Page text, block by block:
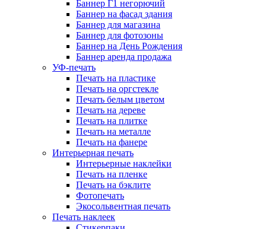
Баннер Г1 негорючий
Баннер на фасад здания
Баннер для магазина
Баннер для фотозоны
Баннер на День Рождения
Баннер аренда продажа
УФ-печать
Печать на пластике
Печать на оргстекле
Печать белым цветом
Печать на дереве
Печать на плитке
Печать на металле
Печать на фанере
Интерьерная печать
Интерьерные наклейки
Печать на пленке
Печать на бэклите
Фотопечать
Экосольвентная печать
Печать наклеек